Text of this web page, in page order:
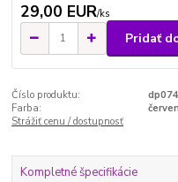
29,00 EUR/ks
Pridať
Číslo produktu:
dp074
Farba:
Strážiť cenu / dostupnosť
Kompletné špecifikácie